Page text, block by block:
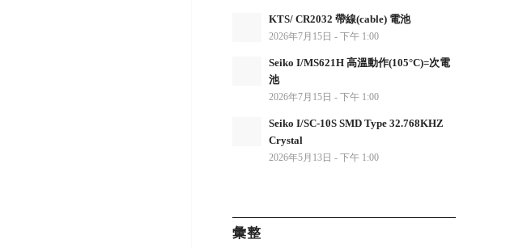
KTS/ CR2032 帶線(cable) 電池
2026年7月15日 - 下午 1:00
Seiko I/MS621H 高溫動作(105°C)=次電
池
2026年7月15日 - 下午 1:00
Seiko I/SC-10S SMD Type 32.768KHZ
Crystal
2026年5月13日 - 下午 1:00
彙整